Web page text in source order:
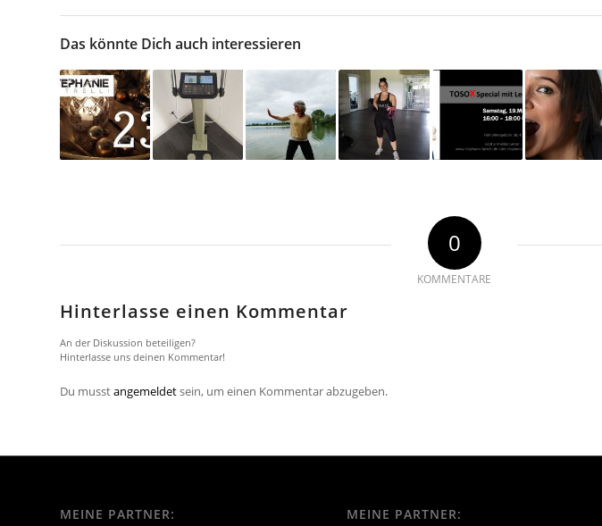
Das könnte Dich auch interessieren
0
KOMMENTARE
Hinterlasse einen Kommentar
An der Diskussion beteiligen?
Hinterlasse uns deinen Kommentar!
Du musstangemeldetsein, um einen Kommentar abzugeben.
MEINE PARTNER: MEINE PARTNER: